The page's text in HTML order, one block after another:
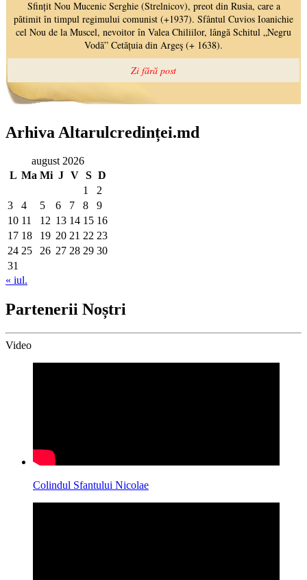
Arhiva Altarulcredinței.md
august 2026
L Ma Mi J V S D
1
2
3
4 5 6 7 8
9
10 11 12 13 14 15 16
17 18 19 20 21 22 23
24 25 26 27 28 29 30
31
« iul.
Partenerii Noștri
Video
Colindul Sfantului Nicolae